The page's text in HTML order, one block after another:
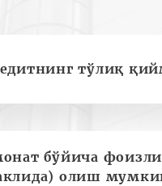
тўлиқ
бўйича
олиш